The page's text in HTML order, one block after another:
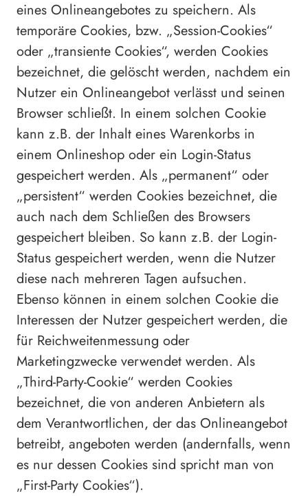
eines Onlineangebotes zu speichern. Als
temporäre Cookies, bzw. „Session-Cookies“
oder „transiente Cookies“, werden Cookies
bezeichnet, die gelöscht werden, nachdem ein
Nutzer ein Onlineangebot verlässt und seinen
Browser schließt. In einem solchen Cookie
kann z.B. der Inhalt eines Warenkorbs in
einem Onlineshop oder ein Login-Status
gespeichert werden. Als „permanent“ oder
„persistent“ werden Cookies bezeichnet, die
auch nach dem Schließen des Browsers
gespeichert bleiben. So kann z.B. der Login-
Status gespeichert werden, wenn die Nutzer
diese nach mehreren Tagen aufsuchen.
Ebenso können in einem solchen Cookie die
Interessen der Nutzer gespeichert werden, die
für Reichweitenmessung oder
Marketingzwecke verwendet werden. Als
„Third-Party-Cookie“ werden Cookies
bezeichnet, die von anderen Anbietern als
dem Verantwortlichen, der das Onlineangebot
betreibt, angeboten werden (andernfalls, wenn
es nur dessen Cookies sind spricht man von
„First-Party Cookies“).